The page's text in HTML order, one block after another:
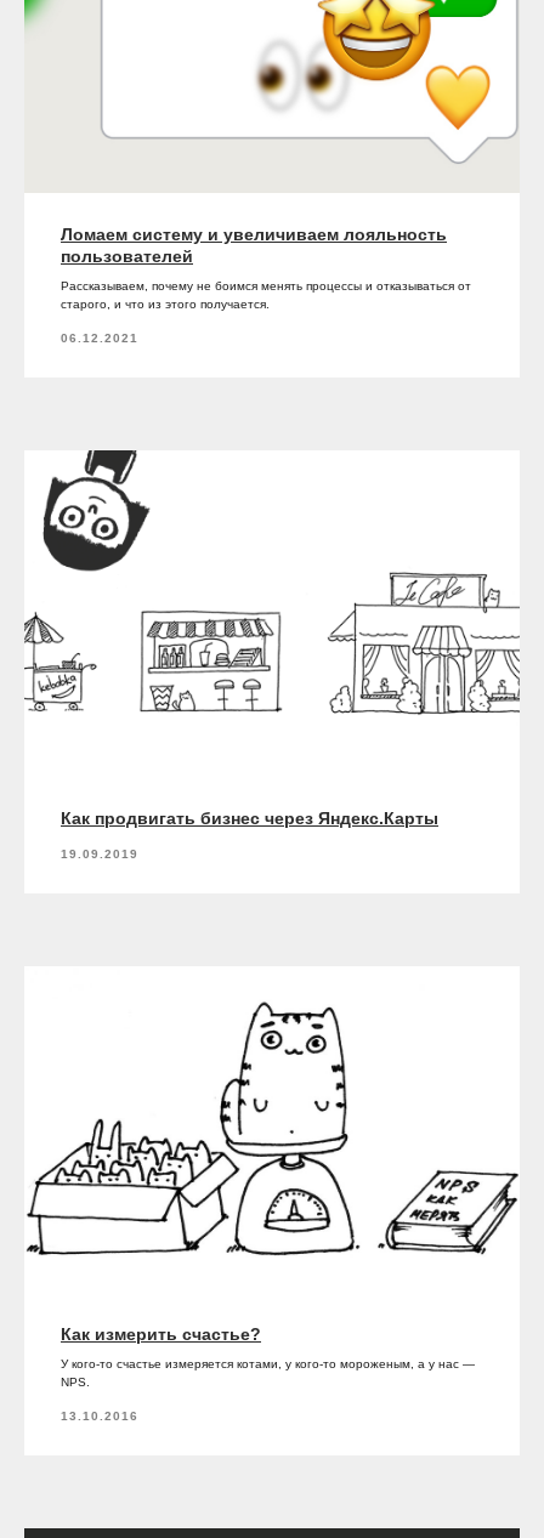
Ломаем систему и увеличиваем лояльность
пользователей
Рассказываем, почему не боимся менять процессы и отказываться от
старого, и что из этого получается.
06.12.2021
Как продвигать бизнес через Яндекс.Карты
19.09.2019
Как измерить счастье?
У кого-то счастье измеряется котами, у кого-то мороженым, а у нас —
NPS.
13.10.2016